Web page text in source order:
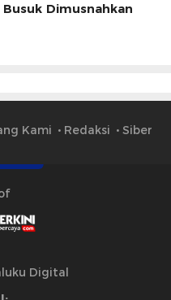
Dimusnahkan
Kami Redaksi Siber
Digital